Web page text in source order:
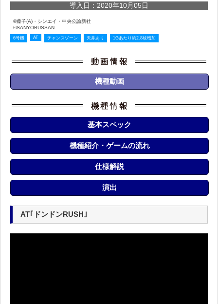
導入日：2020年10月05日
©藤子(A)・シンエイ・中央公論新社
©SANYOBUSSAN
6号機 AT チャンスゾーン 天井あり 1Gあたり約2.8枚増加
機種動画
基本スペック
機種紹介・ゲームの流れ
仕様解説
演出
AT｢ドンドンRUSH｣